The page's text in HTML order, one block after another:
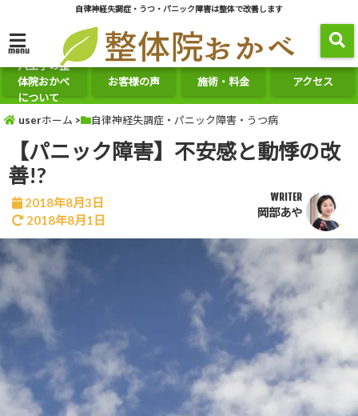
自律神経失調症・うつ・パニック障害は整体で改善します
menu
八王子の整
体院おかべ
について
お客様の声 施術・料金 アクセス
userホーム > 自律神経失調症・パニック障害・うつ病
【パニック障害】不安感と動悸の改
善!?
2018年8月3日
2018年8月1日
WRITER
岡部あや